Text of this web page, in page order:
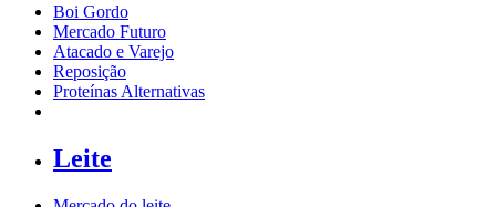
Boi Gordo
Mercado Futuro
Atacado e Varejo
Reposição
Proteínas Alternativas
Leite